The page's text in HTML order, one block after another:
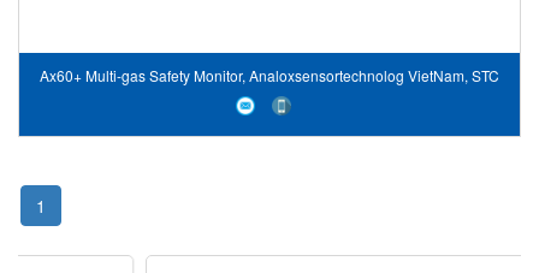
Ax60+ Multi-gas Safety Monitor, Analoxsensortechnolog VietNam, STC
VietNam
1